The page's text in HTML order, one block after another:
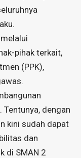
pihak terkait,
(PPK),
dengan
kini sudah dapat
dan
di SMAN 2